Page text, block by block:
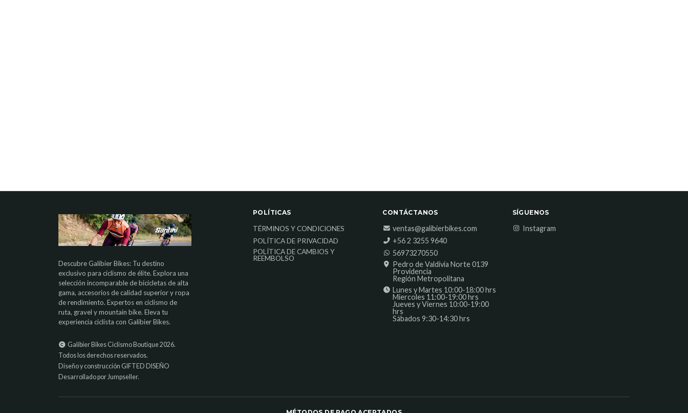
Descubre Galibier Bikes: Tu destino
exclusivo para ciclismo de élite. Explora una
selección incomparable de bicicletas de alta
gama, accesorios de calidad superior y ropa
de rendimiento. Expertos en ciclismo de
ruta, gravel y mountain bike. Eleva tu
experiencia ciclista con Galibier Bikes.
Galibier Bikes Ciclismo Boutique 2026.
Todos los derechos reservados.
Diseño y construcción GIFTED DISEÑO
Desarrollado por Jumpseller.
POLÍTICAS
TÉRMINOS Y CONDICIONES
POLÍTICA DE PRIVACIDAD
POLÍTICA DE CAMBIOS Y
REEMBOLSO
CONTÁCTANOS
ventas@galibierbikes.com
‎+56 2 3255 9640
56973270550
Pedro de Valdivia Norte 0139
Providencia
Región Metropolitana
Lunes y Martes 10:00-18:00 hrs
Miercoles 11:00-19:00 hrs
Jueves y Viernes 10:00-19:00
hrs
Sábados 9:30-14:30 hrs
SÍGUENOS
Instagram